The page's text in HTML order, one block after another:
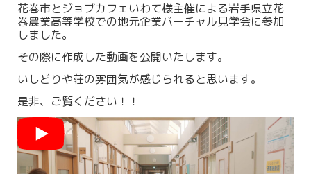
花巻市とジョブカフェいわて様主催による岩手県立花
巻農業高等学校での地元企業バーチャル見学会に参加
しました。
その際に作成した動画を公開いたします。
いしどりや荘の雰囲気が感じられると思います。
是非、ご覧ください！！